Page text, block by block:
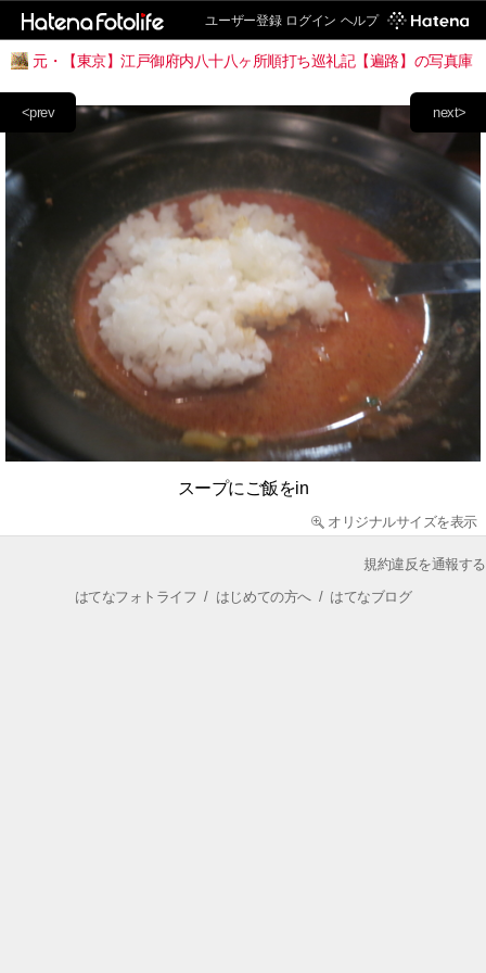
ユーザー登録 ログイン ヘルプ
元・【東京】江戸御府内八十八ヶ所順打ち巡礼記【遍路】の写真庫
next>
<prev
スープにご飯をin
オリジナルサイズを表示
規約違反を通報する
はてなフォトライフ / はじめての方へ/ はてなブログ